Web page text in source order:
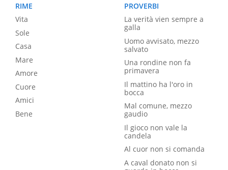
RIME
Vita
Sole
Casa
Mare
Amore
Cuore
Amici
Bene
PROVERBI
La verità vien sempre a
galla
Uomo avvisato, mezzo
salvato
Una rondine non fa
primavera
Il mattino ha l'oro in
bocca
Mal comune, mezzo
gaudio
Il gioco non vale la
candela
Al cuor non si comanda
A caval donato non si